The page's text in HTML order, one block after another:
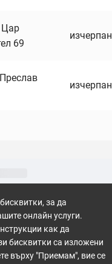
69
изчерпан
изчерпан
за да
онлайн услуги.
как да
бисквитки са изложени
върху "Приемам", вие се